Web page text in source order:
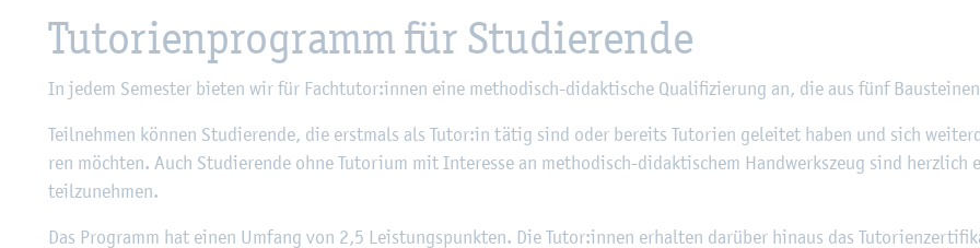
Tu­to­ri­en­pro­gramm für Stu­die­ren­de
In jedem Se­mes­ter bie­ten wir für Fach­tu­tor:innen eine me­tho­disch-di­dak­ti­sche Qua­li­fi­zie­rung an, die aus fünf
Teil­neh­men kön­nen Stu­die­ren­de, die erst­mals als Tutor:in tätig sind oder be­reits Tu­to­ri­en ge­lei­tet haben und sich
ren möch­ten. Auch Stu­die­ren­de ohne Tu­to­ri­um mit In­ter­es­se an me­tho­disch-di­dak­ti­schem Hand­werks­zeug sind herz­lich
teil­zu­neh­men.
Das Pro­gramm hat einen Um­fang von 2,5 Leis­tungs­punk­ten. Die Tutor:innen er­hal­ten dar­über hin­aus das